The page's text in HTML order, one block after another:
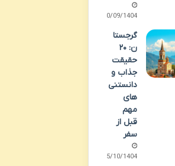
30/09/1404
گرجستا
ن: ۲۰
حقیقت
جذاب و
دانستنی
های
مهم
قبل از
سفر
05/10/1404